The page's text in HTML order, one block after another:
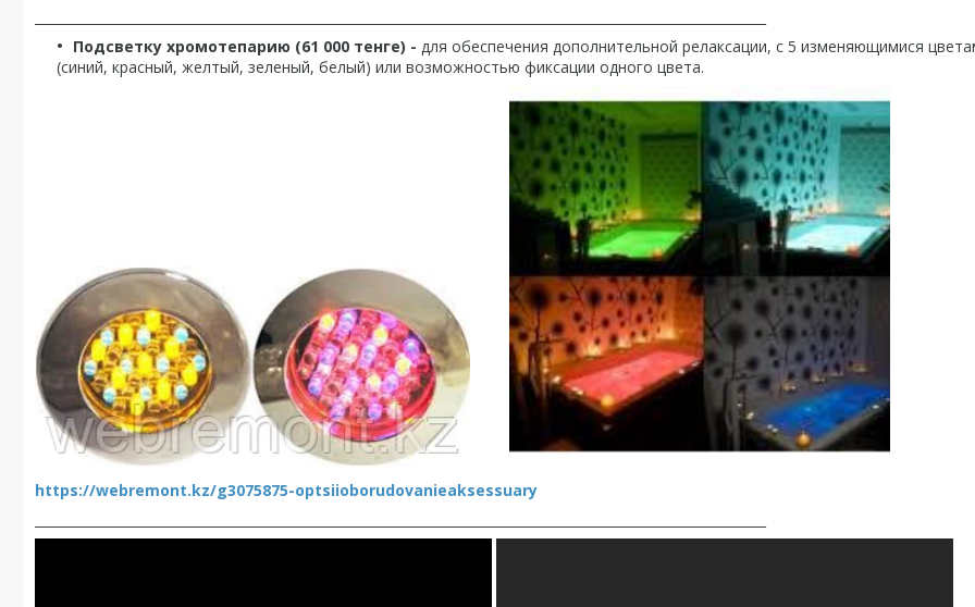
Подсветку хромотепарию (61 000 тенге) - для обеспечения дополнительной релаксации, с 5 изменяющимися
(синий, красный, желтый, зеленый, белый) или возможностью фиксации одного цвета.
https://webremont.kz/g3075875-optsiioborudovanieaksessuary